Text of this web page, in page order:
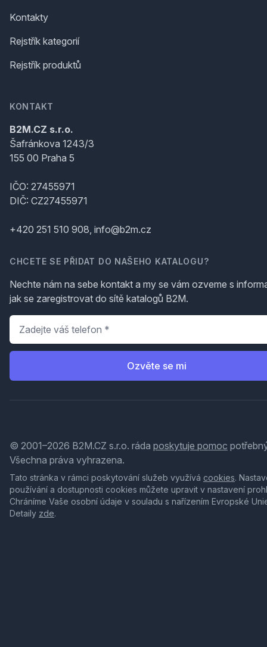
Kontakty
Rejstřík kategorií
Rejstřík produktů
KONTAKT
B2M.CZ s.r.o.
Šafránkova 1243/3
155 00 Praha 5
IČO: 27455971
DIČ: CZ27455971
+420 251 510 908, info@b2m.cz
CHCETE SE PŘIDAT DO NAŠEHO KATALOGU?
Nechte nám na sebe kontakt a my se vám ozveme s
jak se zaregistrovat do sítě katalogů B2M.
Telefon
Ozvěte se mi
© 2001–2026 B2M.CZ s.r.o. ráda poskytuje pomoc
Všechna práva vyhrazena.
Tato stránka v rámci poskytování služeb využívá cookies.
používání a dostupnosti cookies můžete upravit v nastavení
Chráníme Vaše osobní údaje v souladu s nařízením Evropské
Detaily zde.